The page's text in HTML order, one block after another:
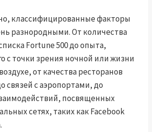
классифицированные факторы
разнородными. От количества
Fortune 500 до опыта,
с точки зрения ночной или жизни
от качества ресторанов
связей с аэропортами, до
посвященных
сетях, таких как Facebook